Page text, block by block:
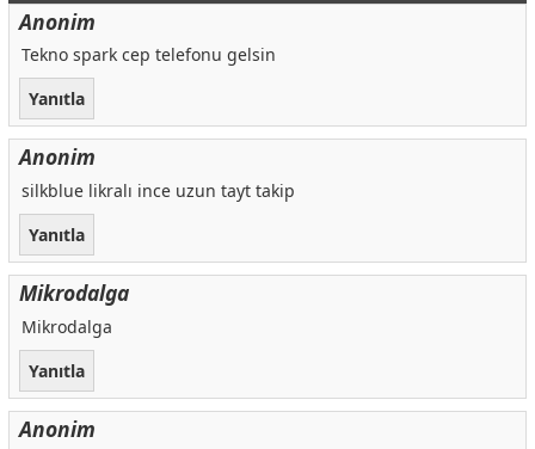
Anonim
Tekno spark cep telefonu gelsin
Yanıtla
Anonim
silkblue likralı ince uzun tayt takip
Yanıtla
Mikrodalga
Mikrodalga
Yanıtla
Anonim